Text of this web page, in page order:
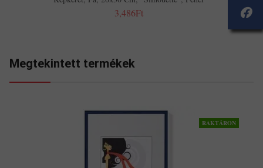
3,486Ft
Megtekintett termékek
RAKTÁRON